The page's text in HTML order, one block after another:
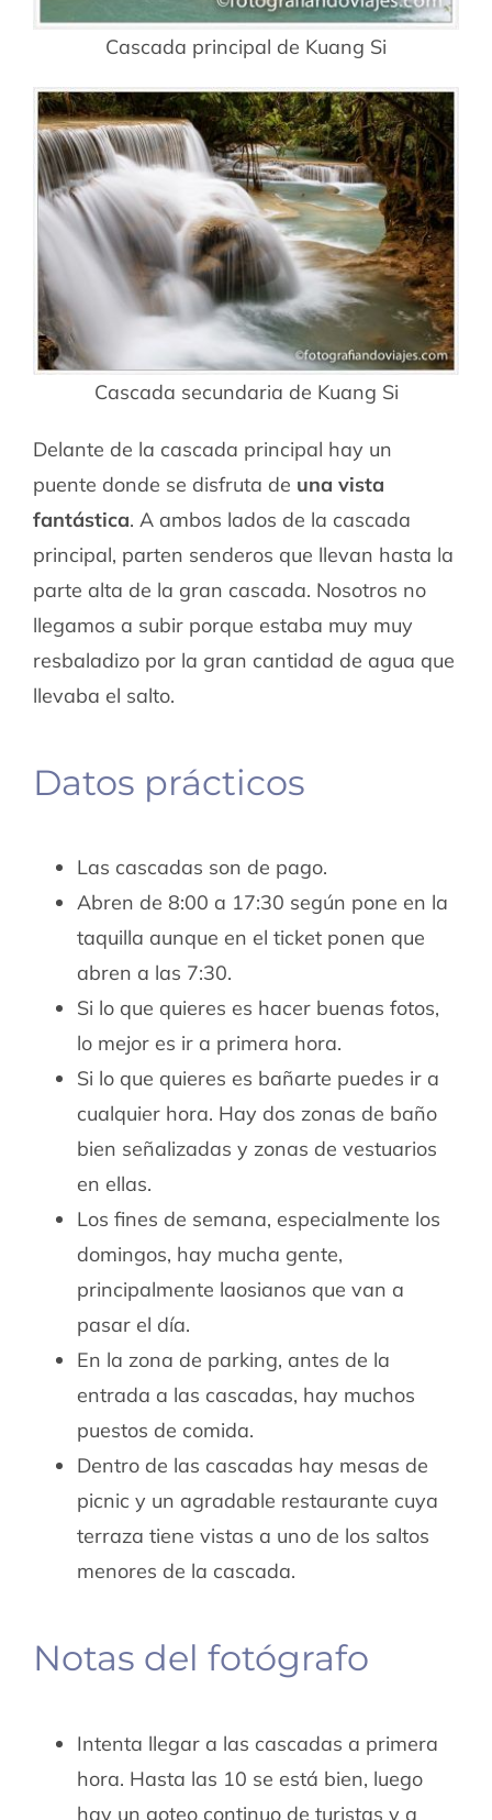
Cascada principal de Kuang Si
Cascada secundaria de Kuang Si
Delante de la cascada principal hay un
puente donde se disfruta de una vista
fantástica. A ambos lados de la cascada
principal, parten senderos que llevan hasta la
parte alta de la gran cascada. Nosotros no
llegamos a subir porque estaba muy muy
resbaladizo por la gran cantidad de agua que
llevaba el salto.
Datos prácticos
Las cascadas son de pago.
Abren de 8:00 a 17:30 según pone en la
taquilla aunque en el ticket ponen que
abren a las 7:30.
Si lo que quieres es hacer buenas fotos,
lo mejor es ir a primera hora.
Si lo que quieres es bañarte puedes ir a
cualquier hora. Hay dos zonas de baño
bien señalizadas y zonas de vestuarios
en ellas.
Los fines de semana, especialmente los
domingos, hay mucha gente,
principalmente laosianos que van a
pasar el día.
En la zona de parking, antes de la
entrada a las cascadas, hay muchos
puestos de comida.
Dentro de las cascadas hay mesas de
picnic y un agradable restaurante cuya
terraza tiene vistas a uno de los saltos
menores de la cascada.
Notas del fotógrafo
Intenta llegar a las cascadas a primera
hora. Hasta las 10 se está bien, luego
hay un goteo continuo de turistas y a